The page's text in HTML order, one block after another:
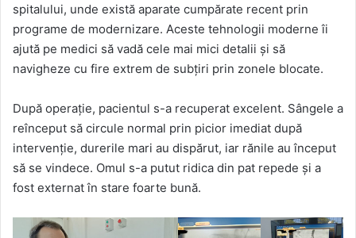
spitalului, unde există aparate cumpărate recent prin
programe de modernizare. Aceste tehnologii moderne îi
ajută pe medici să vadă cele mai mici detalii și să
navigheze cu fire extrem de subțiri prin zonele blocate.
După operație, pacientul s-a recuperat excelent. Sângele a
reînceput să circule normal prin picior imediat după
intervenție, durerile mari au dispărut, iar rănile au început
să se vindece. Omul s-a putut ridica din pat repede și a
fost externat în stare foarte bună.